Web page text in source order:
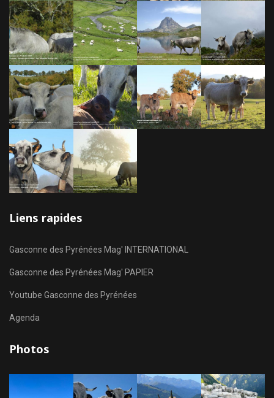
Liens rapides
Gasconne des Pyrénées Mag' INTERNATIONAL
Gasconne des Pyrénées Mag' PAPIER
Youtube Gasconne des Pyrénées
Agenda
Photos